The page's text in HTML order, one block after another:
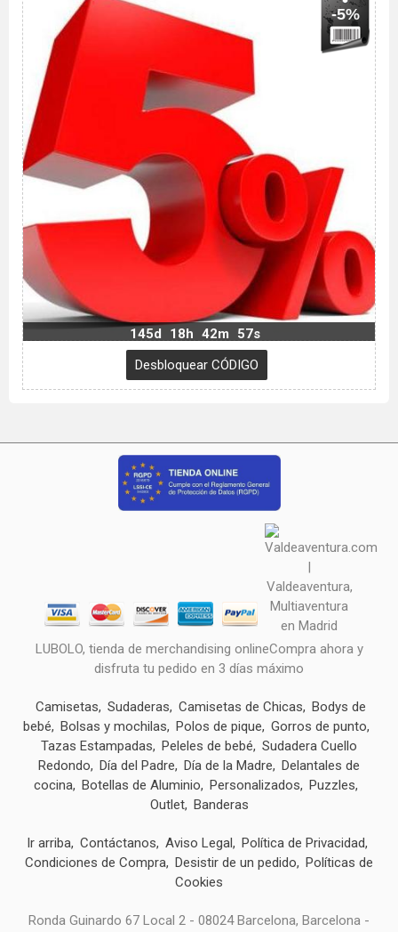
-5%
145d 18h 42m 56s
LUBOLO, tienda de merchandising onlineCompra ahora y
disfruta tu pedido en 3 días máximo
Camisetas Sudaderas Camisetas de Chicas
Bodys de
bebé
Bolsas y mochilas Polos de pique
Gorros de punto
Tazas Estampadas
Peleles de bebé
Sudadera Cuello
Redondo
Día del Padre Día de la Madre
Delantales de
cocina Botellas de Aluminio Personalizados
Puzzles
Outlet Banderas
Ir arriba Contáctanos Aviso Legal
Política de Privacidad
Condiciones de Compra Desistir de un pedido
Políticas de
Cookies
Ronda Guinardo 67 Local 2 - 08024 Barcelona, Barcelona -